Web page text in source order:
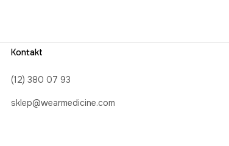
Kontakt
(12) 380 07 93
sklep@wearmedicine.com